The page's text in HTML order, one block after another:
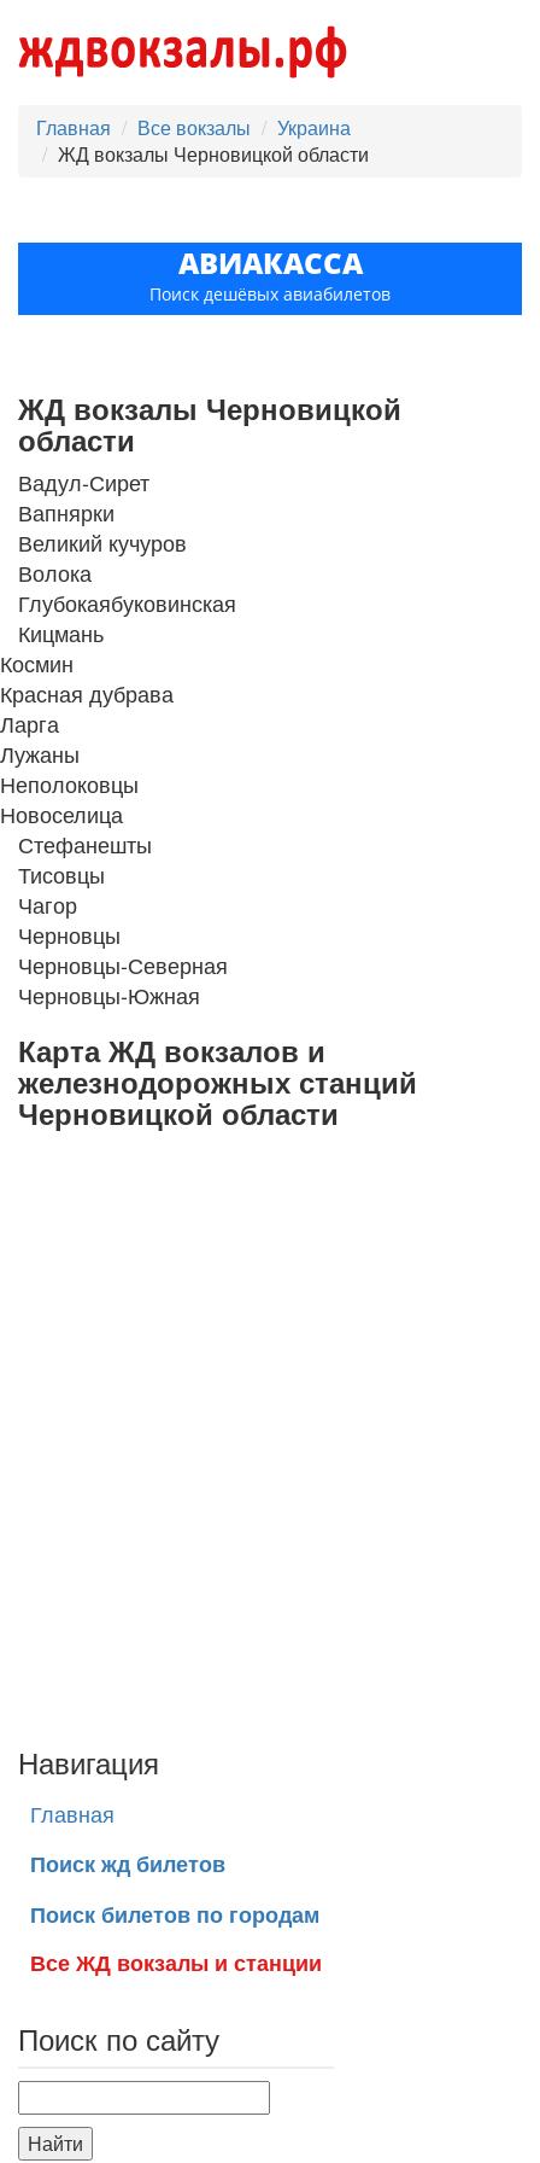
Главная Все вокзалы
Украина
ЖД вокзалы Черновицкой области
АВИАКАССА
Поиск дешёвых авиабилетов
ЖД вокзалы Черновицкой
области
Вадул-Сирет
Вапнярки
Великий кучуров
Волока
Глубокаябуковинская
Кицмань
Космин
Красная дубрава
Ларга
Лужаны
Неполоковцы
Новоселица
Стефанешты
Тисовцы
Чагор
Черновцы
Черновцы-Северная
Черновцы-Южная
Карта ЖД вокзалов и
железнодорожных станций
Черновицкой области
Навигация
Главная
Поиск жд билетов
Поиск билетов по городам
Все ЖД вокзалы и станции
Поиск по сайту
Найти